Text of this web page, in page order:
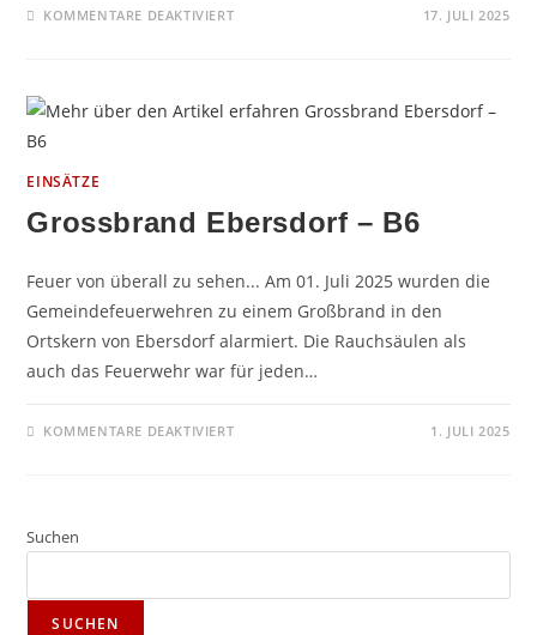
KOMMENTARE DEAKTIVIERTFÜR 17. JULI 2025
EINSÄTZE
Grossbrand Ebersdorf – B6
Feuer von überall zu sehen... Am 01. Juli 2025 wurden die
Gemeindefeuerwehren zu einem Großbrand in den
Ortskern von Ebersdorf alarmiert. Die Rauchsäulen als
auch das Feuerwehr war für jeden…
KOMMENTARE DEAKTIVIERTFÜR 1. JULI 2025
Suchen
SUCHEN